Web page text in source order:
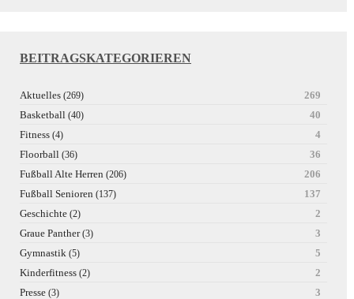
BEITRAGSKATEGORIEREN
Aktuelles (269)
269
Basketball (40)
40
Fitness (4)
4
Floorball (36)
36
Fußball Alte Herren (206)
206
Fußball Senioren (137)
137
Geschichte (2)
2
Graue Panther(3)
3
Gymnastik (5)
5
Kinderfitness (2)
2
Presse (3)
3